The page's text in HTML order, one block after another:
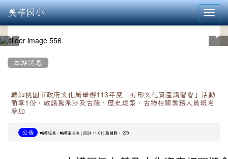
美華國小
本站消息
轉知桃園市政府文化局舉辦113年度「有形文化資產講習會」活動
簡章1份，敬請薦派涉及古蹟、歷史建築、古物相關業務人員報名
參加
公告 輔導組長 - 輔導室公告 | 2024-11-01 | 點閱數： 270